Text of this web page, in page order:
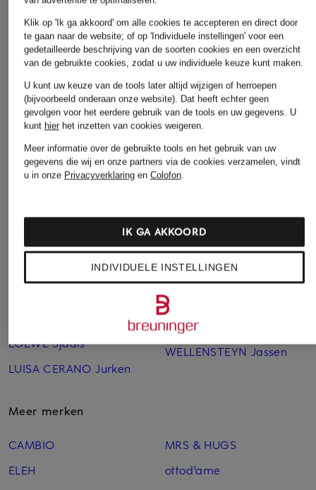
BOGNER Jassen
BOGNER Schoenen
Buena Vista Jeans
CAMBIO Broeken
Chloé Schoenen
dea kudibal Blouses
GOOD AMERICAN Jeans
HERZEN'S
Joseph Ribkoff Broeken
LAUREN RALPH LAUREN
LOEWE Sjaals
LUISA CERANO Jurken
me°ru' Jurken
monari Joggingbroeken
monari Kleding
MONCLER Longsleeves
NEO NOIR Bontjassen
oui Mantels
Phase Eight Jurken
boots
RIANI Jurken
SKIMS Pyjama's
Toral Laarsjes & boots
UNISA Laarsjes & boots
WELLENSTEYN Jassen
Meer merken
CAMBIO
ELEH
MRS & HUGS
ottod'ame
Klik op 'Ik ga akkoord' om alle cookies te accepteren en direct door
te gaan naar de website; of op 'Individuele instellingen' voor een
gedetailleerde beschrijving van de soorten cookies en een overzicht
van de gebruikte cookies, zodat u uw individuele keuze kunt maken.
U kunt uw keuze van de tools later altijd wijzigen of herroepen
(bijvoorbeeld onderaan onze website). Dat heeft echter geen
gevolgen voor het eerdere gebruik van de tools en uw gegevens. U
kunt hierhet inzetten van cookies weigeren.
Meer informatie over de gebruikte tools en het gebruik van uw
gegevens die wij en onze partners via de cookies verzamelen, vindt
u in onze Privacyverklaringen Colofon.
INDIVIDUELE INSTELLINGEN
IK GA AKKOORD